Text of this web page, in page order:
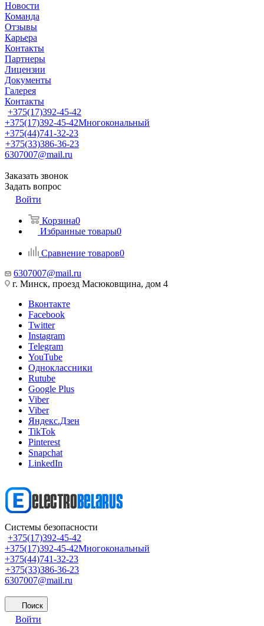
Новости
Команда
Отзывы
Карьера
Контакты
Партнеры
Лицензии
Документы
Галерея
Контакты
+375(17)392-45-42
+375(17)392-45-42Многокональный
+375(44)741-32-23
+375(33)386-36-23
6307007@mail.ru
Заказать звонок
Задать вопрос
Войти
Корзина0
Избранные товары0
Сравнение товаров0
6307007@mail.ru
г. Минск, проезд Масюковщина, дом 4
Вконтакте
Facebook
Twitter
Instagram
Telegram
YouTube
Одноклассники
Rutube
Google Plus
Viber
Viber
Яндекс.Дзен
TikTok
Pinterest
Snapchat
LinkedIn
Системы безопасности
+375(17)392-45-42
+375(17)392-45-42Многокональный
+375(44)741-32-23
+375(33)386-36-23
6307007@mail.ru
Поиск
Войти